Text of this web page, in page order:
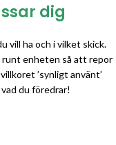
dig
vill ha och i vilket skick.
enheten så att repor
’synligt använt’
du föredrar!